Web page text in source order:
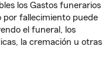
los Gastos funerarios
por fallecimiento puede
el funeral, los
la cremación u otras